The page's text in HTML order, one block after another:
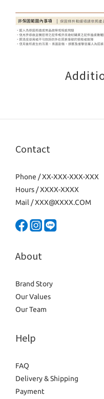
Contact
Phone / XX-XXX-XXX-XXX
Hours / XXXX-XXXX
Mail / XXX@XXXX.COM
About
Brand Story
Our Values
Our Team
Help
FAQ
Delivery & Shipping
Payment